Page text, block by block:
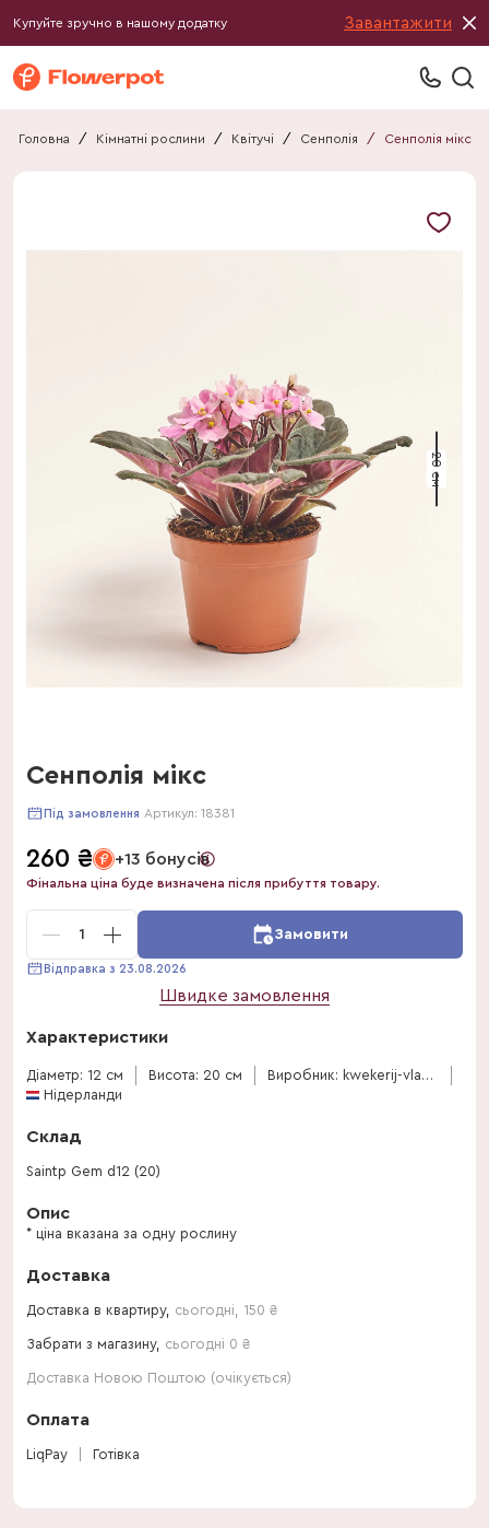
Купуйте зручно в нашому додатку Завантажити
Головна / Кімнатні рослини / Квітучі / Сенполія / Сенполія мікс
20 см
Сенполія мікс
Під замовлення Артикул: 18381
260 ₴ +13 бонусів
Фінальна ціна буде визначена після прибуття товару.
1 Замовити
Відправка з 23.08.2026
Швидке замовлення
Характеристики
Діаметр: 12 см Висота: 20 см
Виробник: kwekerij-vlasman
Нідерланди
Склад
Saintp Gem d12 (20)
Опис
* ціна вказана за одну рослину
Доставка
Доставка в квартиру, сьогодні 150 ₴
Забрати з магазину, сьогодні 0 ₴
Доставка Новою Поштою (очікується)
Оплата
LiqPay Готівка